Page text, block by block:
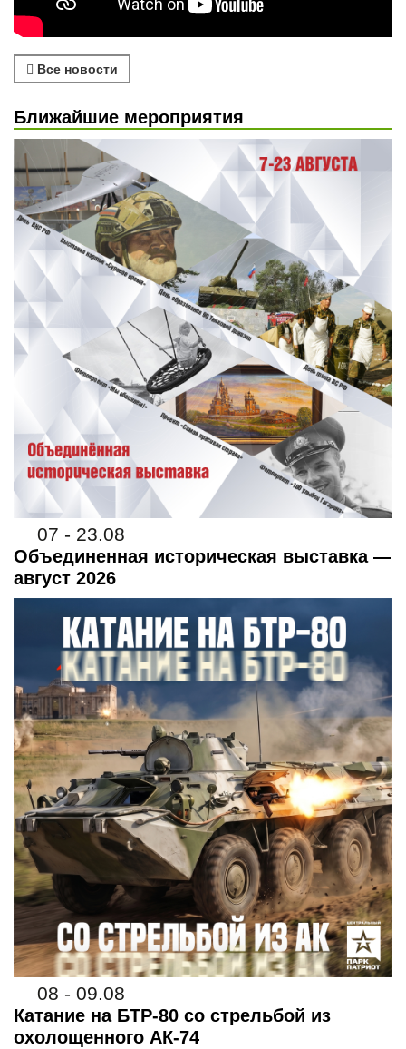
Все новости
Ближайшие мероприятия
07 - 23.08
Объединенная историческая выставка —
август 2026
08 - 09.08
Катание на БТР-80 со стрельбой из
охолощенного АК-74